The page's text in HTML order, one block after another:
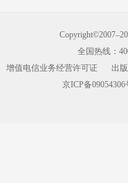
全国热线：
增值电信业务经营许可证
出
京ICP备09054306